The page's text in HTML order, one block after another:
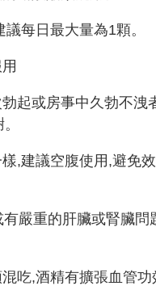
每日最大量為1顆。
起或房事中久勃不洩
,建議空腹使用,避免
嚴重的肝臟或腎臟問
吃,酒精有擴張血管